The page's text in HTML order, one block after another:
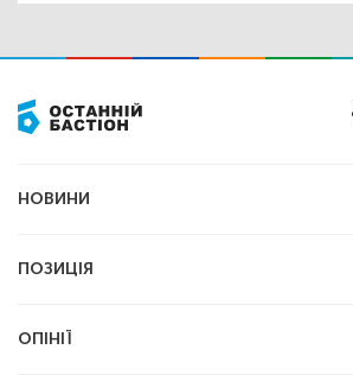
НОВИНИ
Економіка
ПОЗИЦІЯ
ОПІНІЇ